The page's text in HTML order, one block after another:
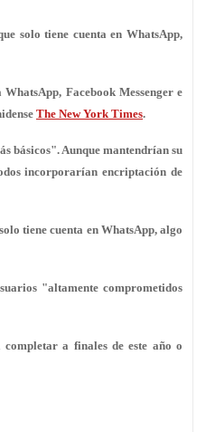
solo tiene cuenta en WhatsApp,
Facebook Messenger e
The New York Times.
básicos". Aunque mantendrían su
incorporarían encriptación de
tiene cuenta en WhatsApp, algo
"altamente comprometidos
a finales de este año o